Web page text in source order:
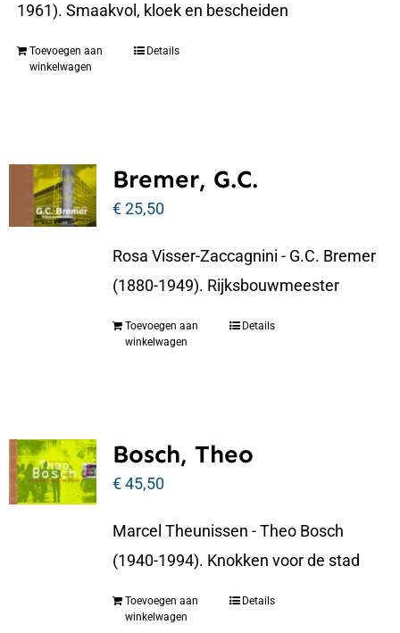
1961). Smaakvol, kloek en bescheiden
Toevoegen aan
winkelwagen
Details
Bremer, G.C.
€25,50
Rosa Visser-Zaccagnini - G.C. Bremer
(1880-1949). Rijksbouwmeester
Toevoegen aan
winkelwagen
Details
Bosch, Theo
€45,50
Marcel Theunissen - Theo Bosch
(1940-1994). Knokken voor de stad
Toevoegen aan
winkelwagen
Details